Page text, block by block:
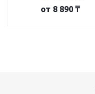
от 8 890 ₸